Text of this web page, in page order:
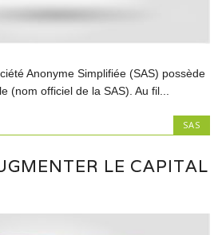
Anonyme Simplifiée (SAS) possède
(nom officiel de la SAS). Au fil...
SAS
LE CAPITAL